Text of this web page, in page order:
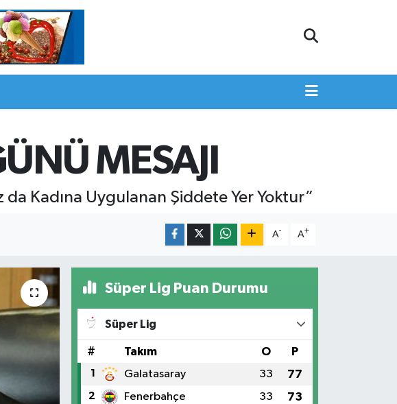
MESAJI
Kadına Uygulanan Şiddete Yer Yoktur”
A- A+
Süper Lig Puan Durumu
Süper Lig
# Takım O P
1 Galatasaray 33 77
2 Fenerbahçe 33 73